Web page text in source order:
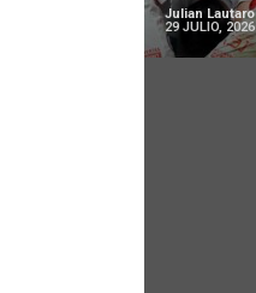
Julian
29 JULIO, 2026